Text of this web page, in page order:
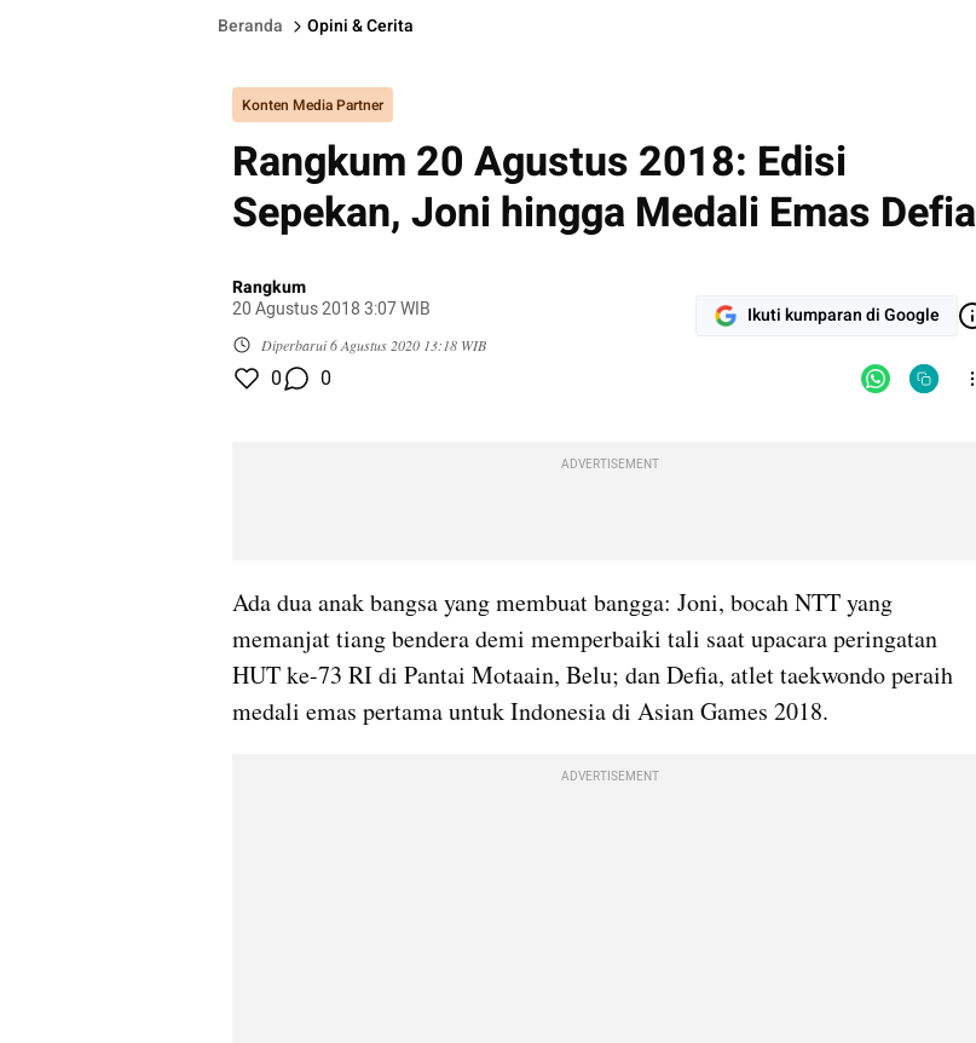
Beranda Opini & Cerita
Konten Media Partner
Rangkum 20 Agustus 2018: Edisi
Sepekan, Joni hingga Medali Emas Defia
Rangkum
20 Agustus 2018 3:07 WIB
Diperbarui6 Agustus 2020 13:18 WIB
Ikuti kumparan di Google
0 0
ADVERTISEMENT
Ada dua anak bangsa yang membuat bangga: Joni, bocah NTT yang
memanjat tiang bendera demi memperbaiki tali saat upacara peringatan
HUT ke-73 RI di Pantai Motaain, Belu; dan Defia, atlet taekwondo peraih
medali emas pertama untuk Indonesia di Asian Games 2018.
ADVERTISEMENT